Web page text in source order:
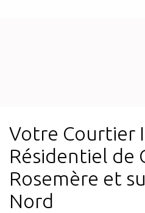
Votre Courtier
Résidentiel de
Rosemère et
Nord